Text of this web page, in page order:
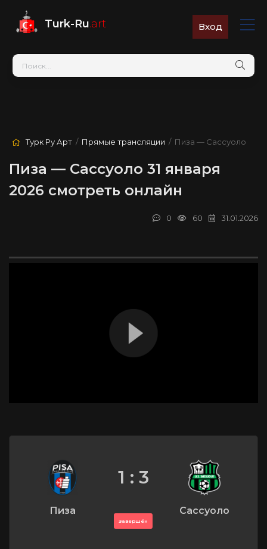
Turk-Ru.art Вход
Турк Ру Арт / Прямые трансляции / Пиза — Сассуоло
Пиза — Сассуоло 31 января
2026 смотреть онлайн
31.01.2026
60
0
Пиза
1 : 3
Завершён
Сассуоло